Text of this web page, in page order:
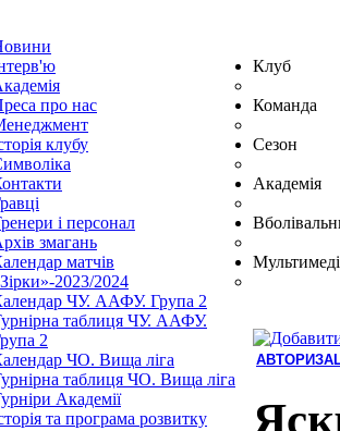
про нас
Клуб
клубу
Команда
і персонал
змагань
Сезон
матчів
2023/2024
ЧУ. ААФУ. Група 2
таблиця ЧУ. ААФУ.
2
ЧО. Вища ліга
таблиця ЧО. Вища ліга
Академія
Академії
та програма розвитку